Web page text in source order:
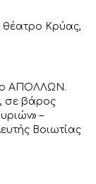
θέατρο Κρύας,
ΑΠΟΛΛΩΝ.
σε βάρος
–
Βοιωτίας